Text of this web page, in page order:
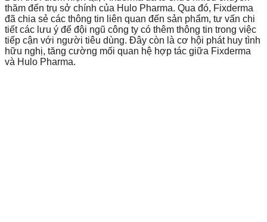
thăm đến trụ sở chính của Hulo Pharma. Qua đó, Fixderma
đã chia sẻ các thông tin liên quan đến sản phẩm, tư vấn chi
tiết các lưu ý để đội ngũ công ty có thêm thông tin trong việc
tiếp cận với người tiêu dùng. Đây còn là cơ hội phát huy tình
hữu nghị, tăng cường mối quan hệ hợp tác giữa Fixderma
và Hulo Pharma.